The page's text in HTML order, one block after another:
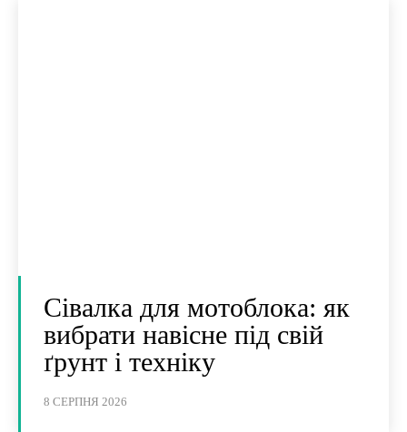
Сівалка для мотоблока: як
вибрати навісне під свій
ґрунт і техніку
8 СЕРПНЯ 2026